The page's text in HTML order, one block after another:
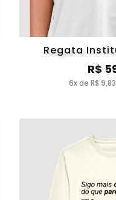
Regata
R$
6x de R$